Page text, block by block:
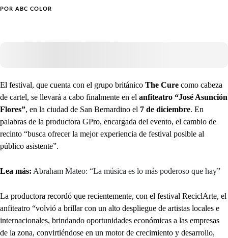
POR ABC COLOR
El festival, que cuenta con el grupo británico The Cure como cabeza
de cartel, se llevará a cabo finalmente en el anfiteatro “José Asunción
Flores”, en la ciudad de San Bernardino el 7 de diciembre. En
palabras de la productora GPro, encargada del evento, el cambio de
recinto “busca ofrecer la mejor experiencia de festival posible al
público asistente”.
Lea más: Abraham Mateo: “La música es lo más poderoso que hay”
La productora recordó que recientemente, con el festival ReciclArte, el
anfiteatro “volvió a brillar con un alto despliegue de artistas locales e
internacionales, brindando oportunidades económicas a las empresas
de la zona, convirtiéndose en un motor de crecimiento y desarrollo,